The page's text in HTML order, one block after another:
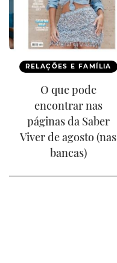
RELAÇÕES E FAMÍLIA
O que pode
encontrar nas
páginas da Saber
Viver de agosto (nas
bancas)